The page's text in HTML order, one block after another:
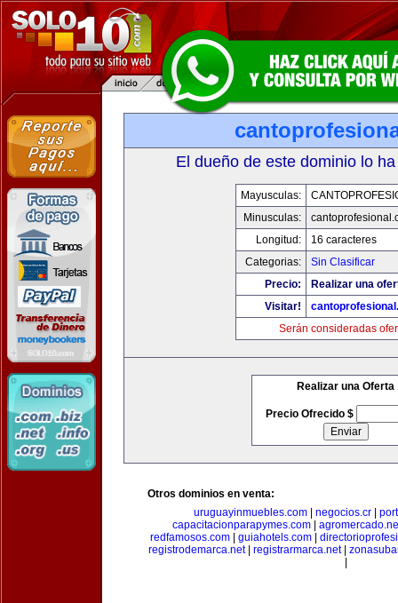
El dueño de este dominio lo
Mayusculas:
Minusculas:
Longitud:
16 caracteres
Categorias:
Sin Clasificar
Precio:
Realizar una
Visitar!
Serán consideradas
Realizar una Oferta
Precio Ofrecido $
Otros dominios en venta:
uruguayinmuebles.com| negocios.cr|
capacitacionparapymes.com
redfamosos.com| guiahotels.com|
registrodemarca.net| registrarmarca.net|